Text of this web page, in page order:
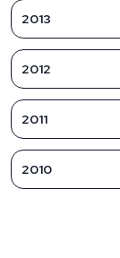
2013
2012
2011
2010